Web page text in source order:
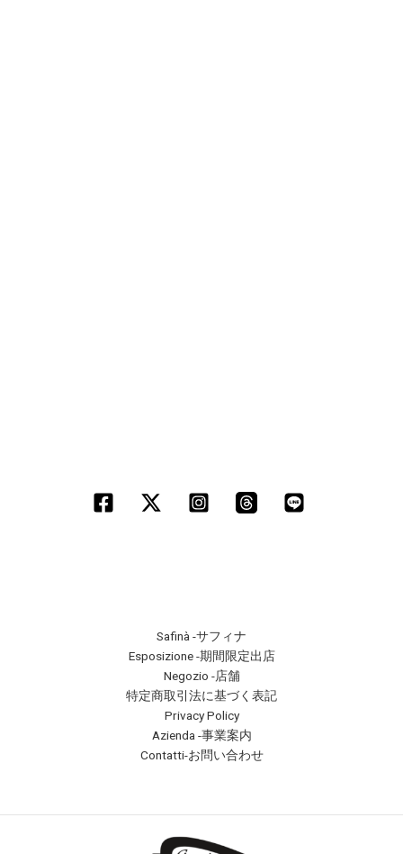
Safinà -サフィナ
Esposizione -期間限定出店
Negozio -店舗
特定商取引法に基づく表記
Privacy Policy
Azienda -事業案内
Contatti-お問い合わせ